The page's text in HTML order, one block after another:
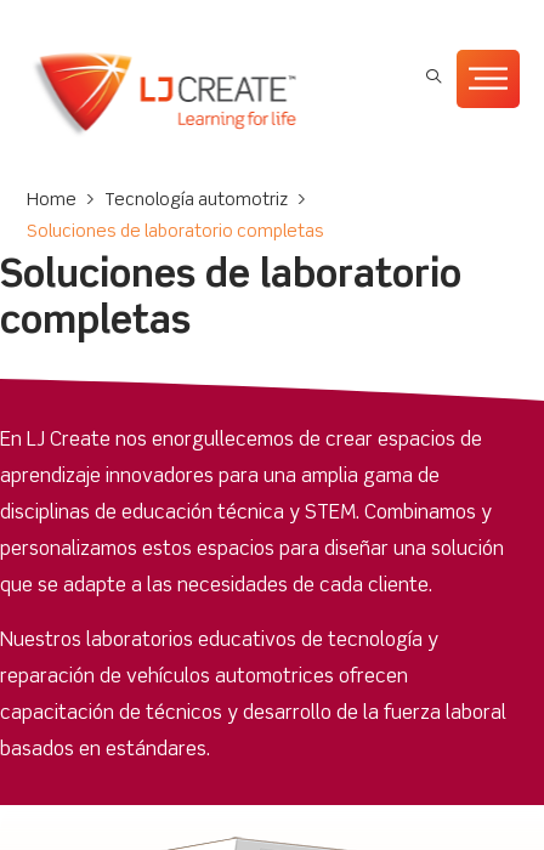
Home > Tecnología automotriz
>
Soluciones de laboratorio completas
Soluciones de laboratorio
completas
En LJ Create nos enorgullecemos de crear espacios de
aprendizaje innovadores para una amplia gama de
disciplinas de educación técnica y STEM. Combinamos y
personalizamos estos espacios para diseñar una solución
que se adapte a las necesidades de cada cliente.
Nuestros laboratorios educativos de tecnología y
reparación de vehículos automotrices ofrecen
capacitación de técnicos y desarrollo de la fuerza laboral
basados ​​en estándares.